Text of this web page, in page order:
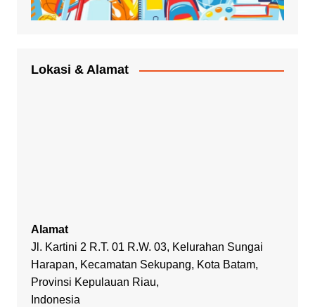
Lokasi & Alamat
Alamat
Jl. Kartini 2 R.T. 01 R.W. 03, Kelurahan Sungai
Harapan, Kecamatan Sekupang, Kota Batam,
Provinsi Kepulauan Riau,
Indonesia